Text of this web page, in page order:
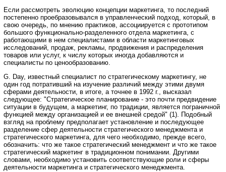
Если рассмотреть эволюцию концепции маркетинга, то последний
постепенно проебразовывался в управленческий подход, который, в
свою очередь, по мнению практиков, ассоциируется с прототипом
большого функционально-разделенного отдела маркетинга, с
работающими в нем специалистами в области маркетинговых
исследований, продаж, рекламы, продвижения и распределения
товаров или услуг, к числу которых иногда добавляются и
специалисты по ценообразованию.
G. Day, известный специалист по стратегическому маркетингу, не
один год потративший на изучение различий между этими двумя
сферами деятельности, в итоге, а точнее в 1992 г., высказал
следующее: "Стратегическое планирование - это почти предвидение
ситуации в будущем, а маркетинг, по традиции, является пограничной
функцией между организацией и ее внешней средой" (1). Подобный
взгляд на проблему предполагает установление и последующее
разделение сфер деятельности стратегического менеджмента и
стратегического маркетинга, для чего необходимо, прежде всего,
обозначить: что же такое стратегический менеджмент и что же такое
стратегический маркетинг в традиционном понимании. Другими
словами, необходимо установить соответствующие роли и сферы
деятельности маркетинга и стратегического менеджмента.